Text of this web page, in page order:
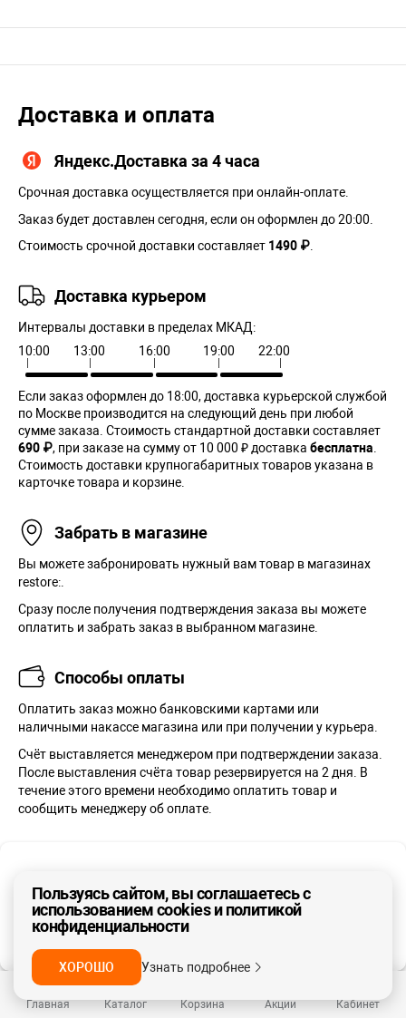
Главная Каталог Корзина Акции Кабинет
ДА, ВЕРНО
Доставка и оплата
Яндекс.Доставка за 4 часа
Срочная доставка осуществляется при онлайн-оплате.
Заказ будет доставлен сегодня, если он оформлен до 20:00.
Стоимость срочной доставки составляет 1490 ₽
Доставка курьером
Интервалы доставки в пределах МКАД:
10:00
13:00 16:00 19:00 22:00
Если заказ оформлен до 18:00, доставка курьерской службой
по Москве производится на следующий день при любой
сумме заказа. Cтоимость стандартной доставки составляет
690 ₽, при заказе на сумму от 10 000 ₽ доставка бесплатна
Стоимость доставки крупногабаритных товаров указана в
карточке товара и корзине.
Забрать в магазине
Вы можете забронировать нужный вам товар в магазинах
restore:.
Сразу после получения подтверждения заказа вы можете
оплатить и забрать заказ в выбранном магазине.
Способы оплаты
Оплатить заказ можно банковскими картами или
наличными накассе магазина или при получении у курьера.
Cчёт выставляется менеджером при подтверждении заказа.
После выставления счёта товар резервируется на 2 дня. В
течение этого времени необходимо оплатить товар и
сообщить менеджеру об оплате.
Если вас интересуют закупки для нужд компании, мы можем
предложить вам оплату по счету для юридических лиц.
Счёт выставляется менеджером при подтверждении заказа.
После выставления счета товар резервируется на 3 дня. В
течение этого времени необходимо оплатить товар и
сообщить менеджеру об оплате.
Пользуясь сайтом, вы соглашаетесь с
использованием cookies и политикой
конфиденциальности
ХОРОШО Узнать подробнее